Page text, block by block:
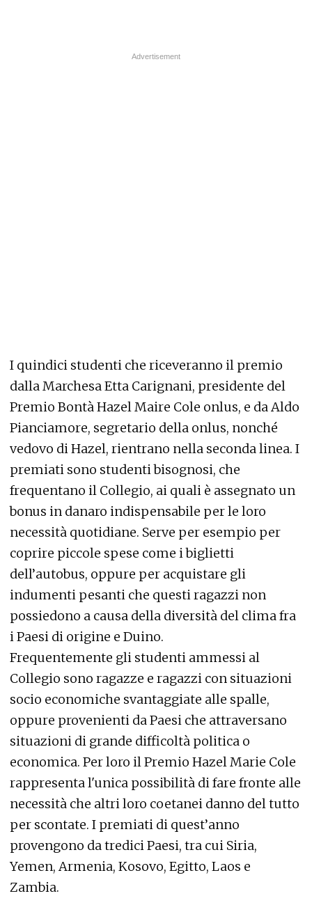
I quindici studenti che riceveranno il premio
dalla Marchesa Etta Carignani, presidente del
Premio Bontà Hazel Maire Cole onlus, e da Aldo
Pianciamore, segretario della onlus, nonché
vedovo di Hazel, rientrano nella seconda linea. I
premiati sono studenti bisognosi, che
frequentano il Collegio, ai quali è assegnato un
bonus in danaro indispensabile per le loro
necessità quotidiane. Serve per esempio per
coprire piccole spese come i biglietti
dell’autobus, oppure per acquistare gli
indumenti pesanti che questi ragazzi non
possiedono a causa della diversità del clima fra
i Paesi di origine e Duino.
Frequentemente gli studenti ammessi al
Collegio sono ragazze e ragazzi con situazioni
socio economiche svantaggiate alle spalle,
oppure provenienti da Paesi che attraversano
situazioni di grande difficoltà politica o
economica. Per loro il Premio Hazel Marie Cole
rappresenta l'unica possibilità di fare fronte alle
necessità che altri loro coetanei danno del tutto
per scontate. I premiati di quest’anno
provengono da tredici Paesi, tra cui Siria,
Yemen, Armenia, Kosovo, Egitto, Laos e
Zambia.